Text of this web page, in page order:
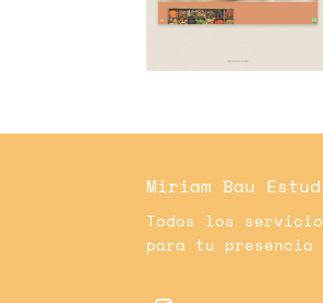
Miriam Bau
Todos los
para tu